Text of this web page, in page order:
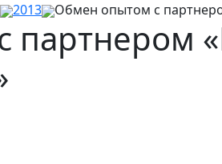
2013 Обмен опытом с
партнером